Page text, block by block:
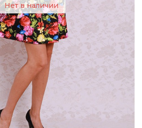
Нет в наличии